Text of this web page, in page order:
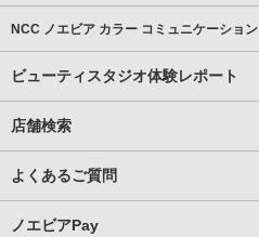
NCC ノエビア カラー コミュニケーション
ビューティスタジオ体験レポート
店舗検索
よくあるご質問
ノエビアPay